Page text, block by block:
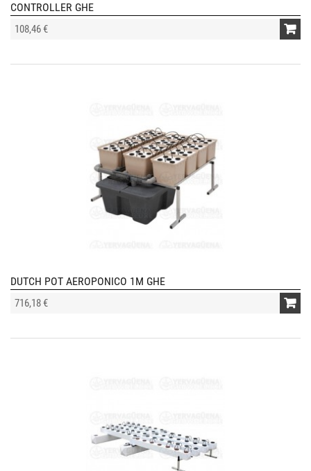
CONTROLLER GHE
108,46 €
DUTCH POT AEROPONICO 1M GHE
716,18 €